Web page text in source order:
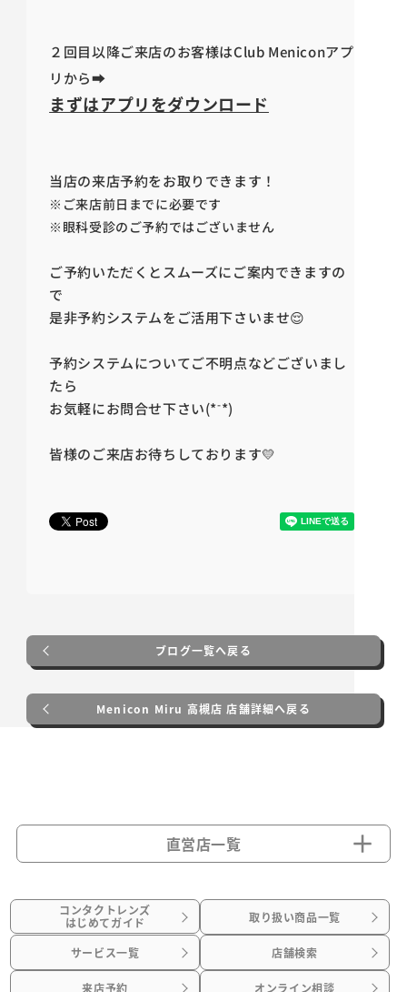
２回目以降ご来店のお客様はClub Meniconアプ
リから➡
まずはアプリをダウンロード
当店の来店予約をお取りできます！
※ご来店前日までに必要です
※眼科受診のご予約ではございません
ご予約いただくとスムーズにご案内できますの
で
是非予約システムをご活用下さいませ😌
予約システムについてご不明点などございまし
たら
お気軽にお問合せ下さい(*-*)
皆様のご来店お待ちしております💛
ブログ一覧へ戻る
Menicon Miru 高槻店 店舗詳細へ戻る
直営店一覧
コンタクトレンズ
はじめてガイド 取り扱い商品一覧
サービス一覧 店舗検索
来店予約 オンライン相談